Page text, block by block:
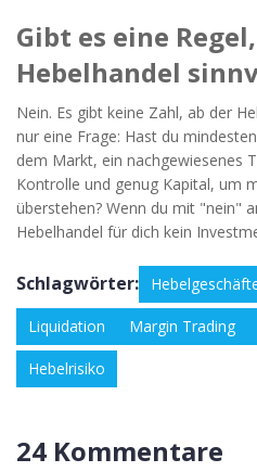
Gibt es eine
Hebelhandel
Nein. Es gibt keine Zahl, ab der
nur eine Frage: Hast du
dem Markt, ein nachgewiesenes
Kontrolle und genug Kapital, um
überstehen? Wenn du mit "nein"
Hebelhandel für dich kein
Schlagwörter:
Liquidation Margin Trading
Hebelrisiko
24 Kommentare